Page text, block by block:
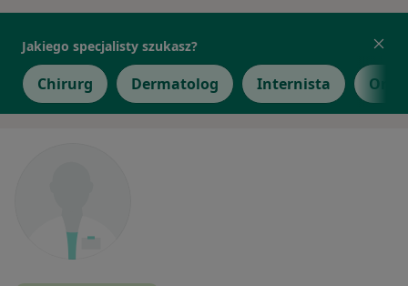
Jakiego specjalisty szukasz?
Chirurg Dermatolog Internista